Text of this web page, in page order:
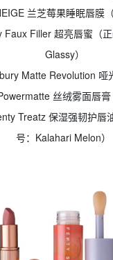
兰芝莓果睡眠唇膜
Filler 超亮唇蜜（正
Glassy）
Matte Revolution 哑
丝绒雾面唇膏
Treatz 保湿强韧护唇
号：Kalahari Melon）